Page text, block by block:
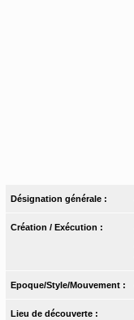
Désignation générale :
Création / Exécution :
Epoque/Style/Mouvement :
Lieu de découverte :